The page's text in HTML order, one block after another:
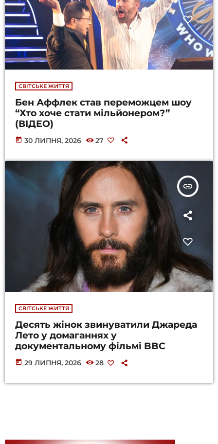
СВІТСЬКЕ ЖИТТЯ
Бен Аффлек став переможцем шоу
“Хто хоче стати мільйонером?”
(ВІДЕО)
today 30 ЛИПНЯ, 2026 27
insert_link
СВІТСЬКЕ ЖИТТЯ
Десять жінок звинуватили Джареда
Лето у домаганнях у
документальному фільмі BBC
today 29 ЛИПНЯ, 2026 28